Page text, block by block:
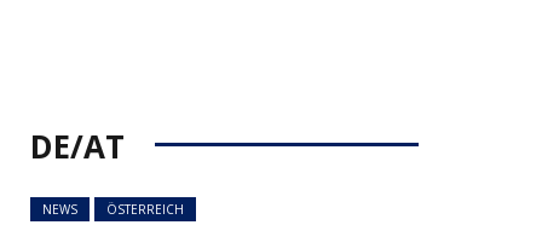
DE/AT
NEWS ÖSTERREICH